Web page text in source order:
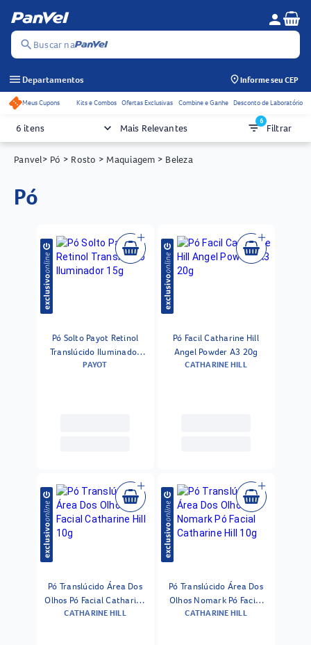
search Buscar na
Menu do
person
menu Departamentos Informe seu CEP
Acessos rápidos do cabeçalho
Meus Cupons Kits e Combos Ofertas Exclusivas Combine e Ganhe Desconto de Laboratório
6 itens keyboard_arrow_down Mais Relevantes filter_list6
Filtrar
Panvel> Pó > Rosto > Maquiagem > Beleza
pó
Pó Solto Payot Retinol
Translúcido Iluminador
15g
PAYOT
Pó Facil Catharine Hill
Angel Powder A3 20g
CATHARINE HILL
Pó Translúcido Área Dos
Olhos Pó Facial Catharine
Hill 10g
CATHARINE HILL
Pó Translúcido Área Dos
Olhos Nomark Pó Facial
Catharine Hill 10g
CATHARINE HILL